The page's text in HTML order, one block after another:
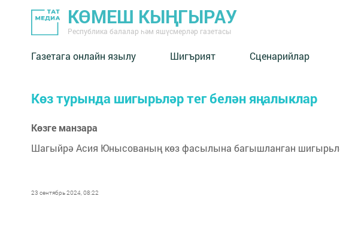
КӨМЕШ КЫҢГЫРАУ
Республика балалар һәм яшүсмерләр газетасы
Газетага онлайн язылу Шигърият Сценарийлар
Көз турында шигырьләр тег белән яңалыклар
Көзге манзара
Шагыйрә Асия Юнысованың көз фасылына багышланган
23 сентябрь 2024, 08:22